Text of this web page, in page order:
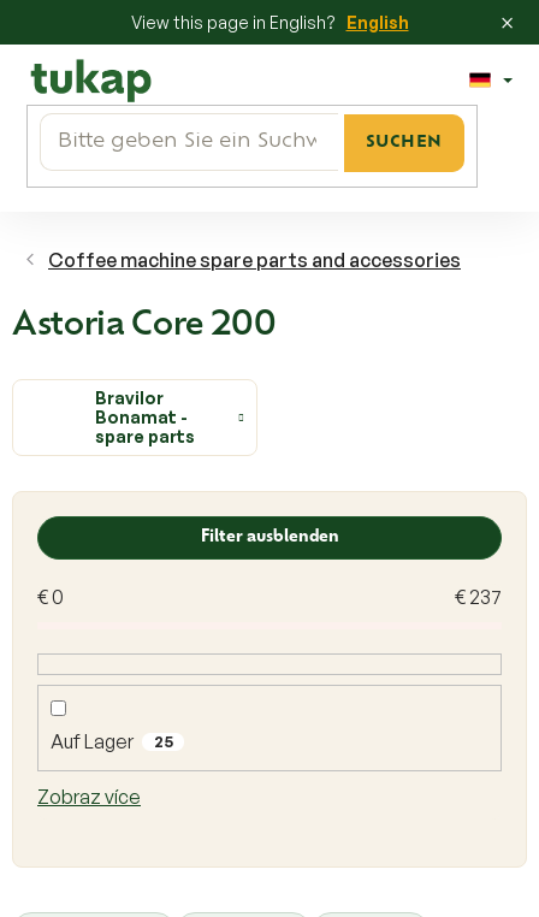
View this page in English? English ×
Inhalt
springen
SUCHEN
Coffee machine spare parts and accessories
Astoria Core 200
Bravilor
Bonamat -
spare parts
Filter ausblenden
€0 € 237
Auf Lager 25
Zobraz více
L
t